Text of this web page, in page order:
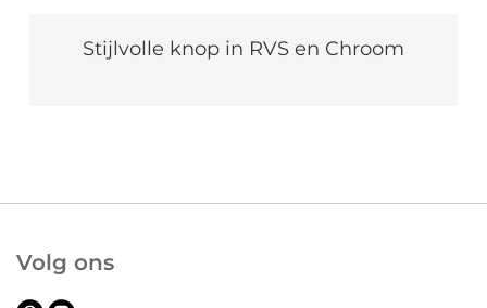
Stijlvolle knop in RVS en Chroom
Volg ons